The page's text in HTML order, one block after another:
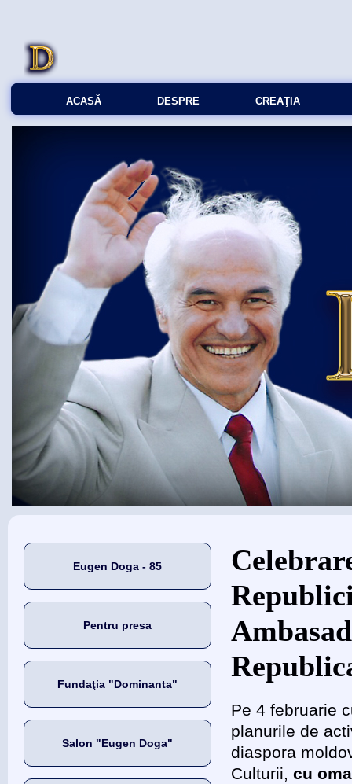
ACASĂ DESPRE CREAŢIA
Eugen Doga - 85
Pentru presa
Fundaţia "Dominanta"
Salon "Eugen Doga"
Eşti aici
Pe 4 februarie
planurile de
diaspora
Culturii, cu